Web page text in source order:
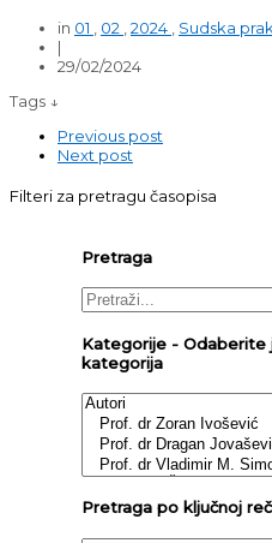
in 01 02 2024 Sudska
|
29/02/2024
Tags ↓
Previous post
Next post
Filteri za pretragu časopisa
Pretraga
Kategorije - Odaberite
kategorija
Pretraga po ključnoj